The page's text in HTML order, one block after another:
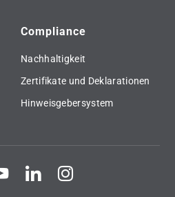
Compliance
Nachhaltigkeit
Zertifikate und Deklarationen
Hinweisgebersystem